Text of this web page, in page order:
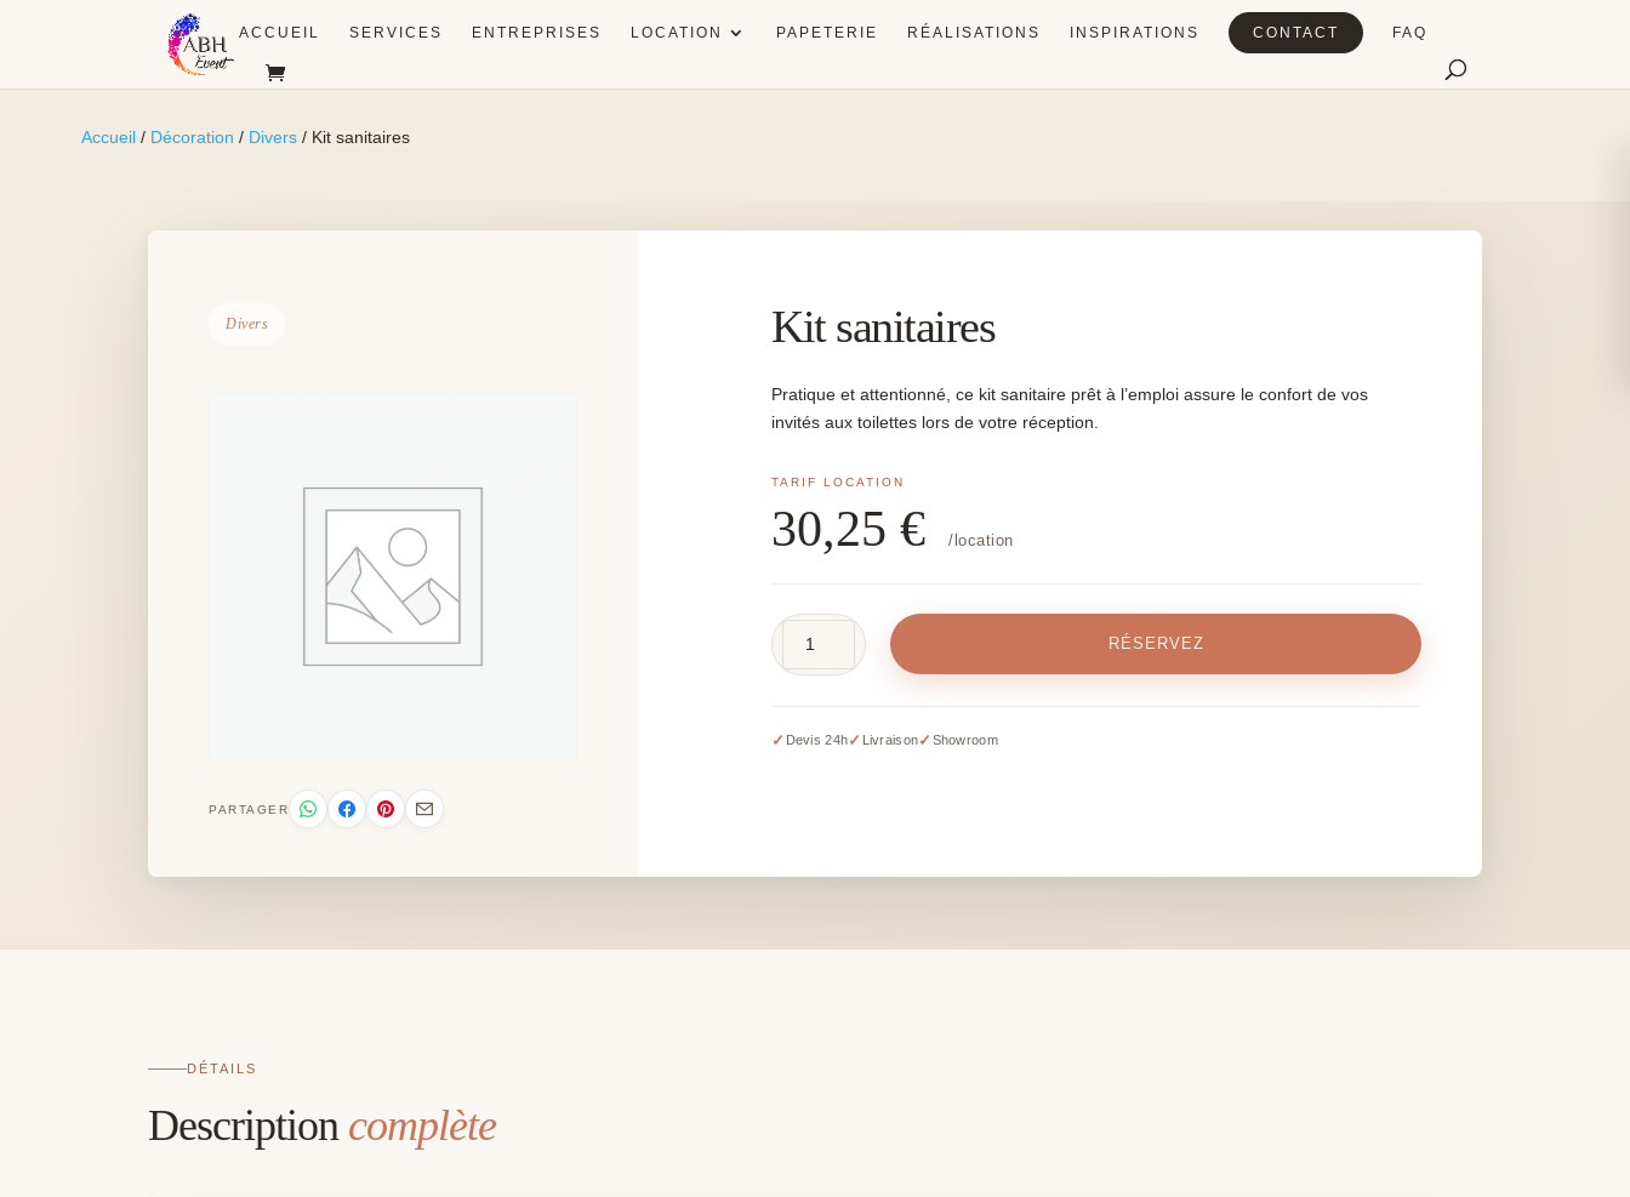
ACCUEIL SERVICES ENTREPRISES LOCATION PAPETERIE RÉALISATIONS INSPIRATIONS CONTACT FAQ
Accueil / Décoration / Divers / Kit sanitaires
Divers
PARTAGER
Kit sanitaires
Pratique et attentionné, ce kit sanitaire prêt à l’emploi assure le confort de vos
invités aux toilettes lors de votre réception.
30,25€ /location
RÉSERVEZ
✓ Devis 24h✓ Livraison✓ Showroom
DÉTAILS
Description complète